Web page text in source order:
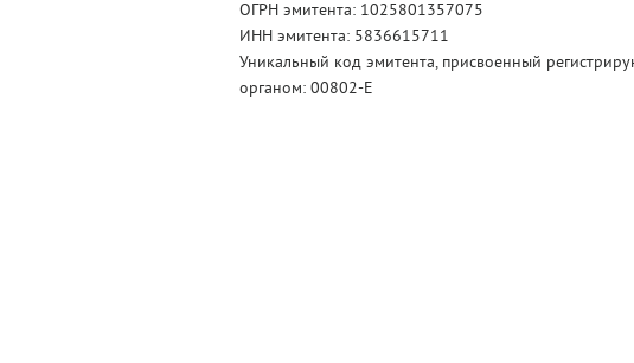
ОГРН эмитента: 1025801357075
ИНН эмитента: 5836615711
Уникальный код эмитента, присвоенный
органом: 00802-Е